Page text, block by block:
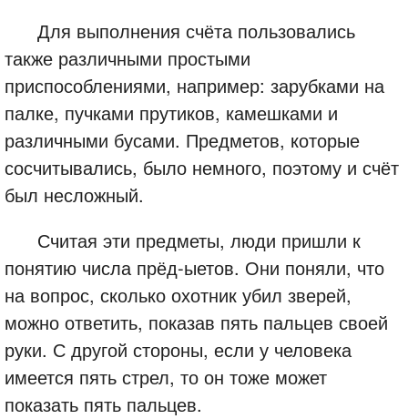
Для выполнения счёта пользовались
также различными простыми
приспособлениями, например: зарубками на
палке, пучками прутиков, камешками и
различными бусами. Предметов, которые
сосчитывались, было немного, поэтому и счёт
был несложный.
Считая эти предметы, люди пришли к
понятию числа прёд-ыетов. Они поняли, что
на вопрос, сколько охотник убил зверей,
можно ответить, показав пять пальцев своей
руки. С другой стороны, если у человека
имеется пять стрел, то он тоже может
показать пять пальцев.